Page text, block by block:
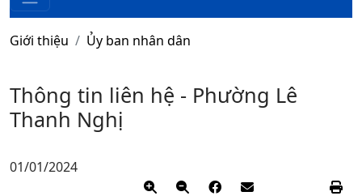
Giới thiệu Ủy ban nhân dân
Thông tin liên hệ - Phường Lê
Thanh Nghị
01/01/2024